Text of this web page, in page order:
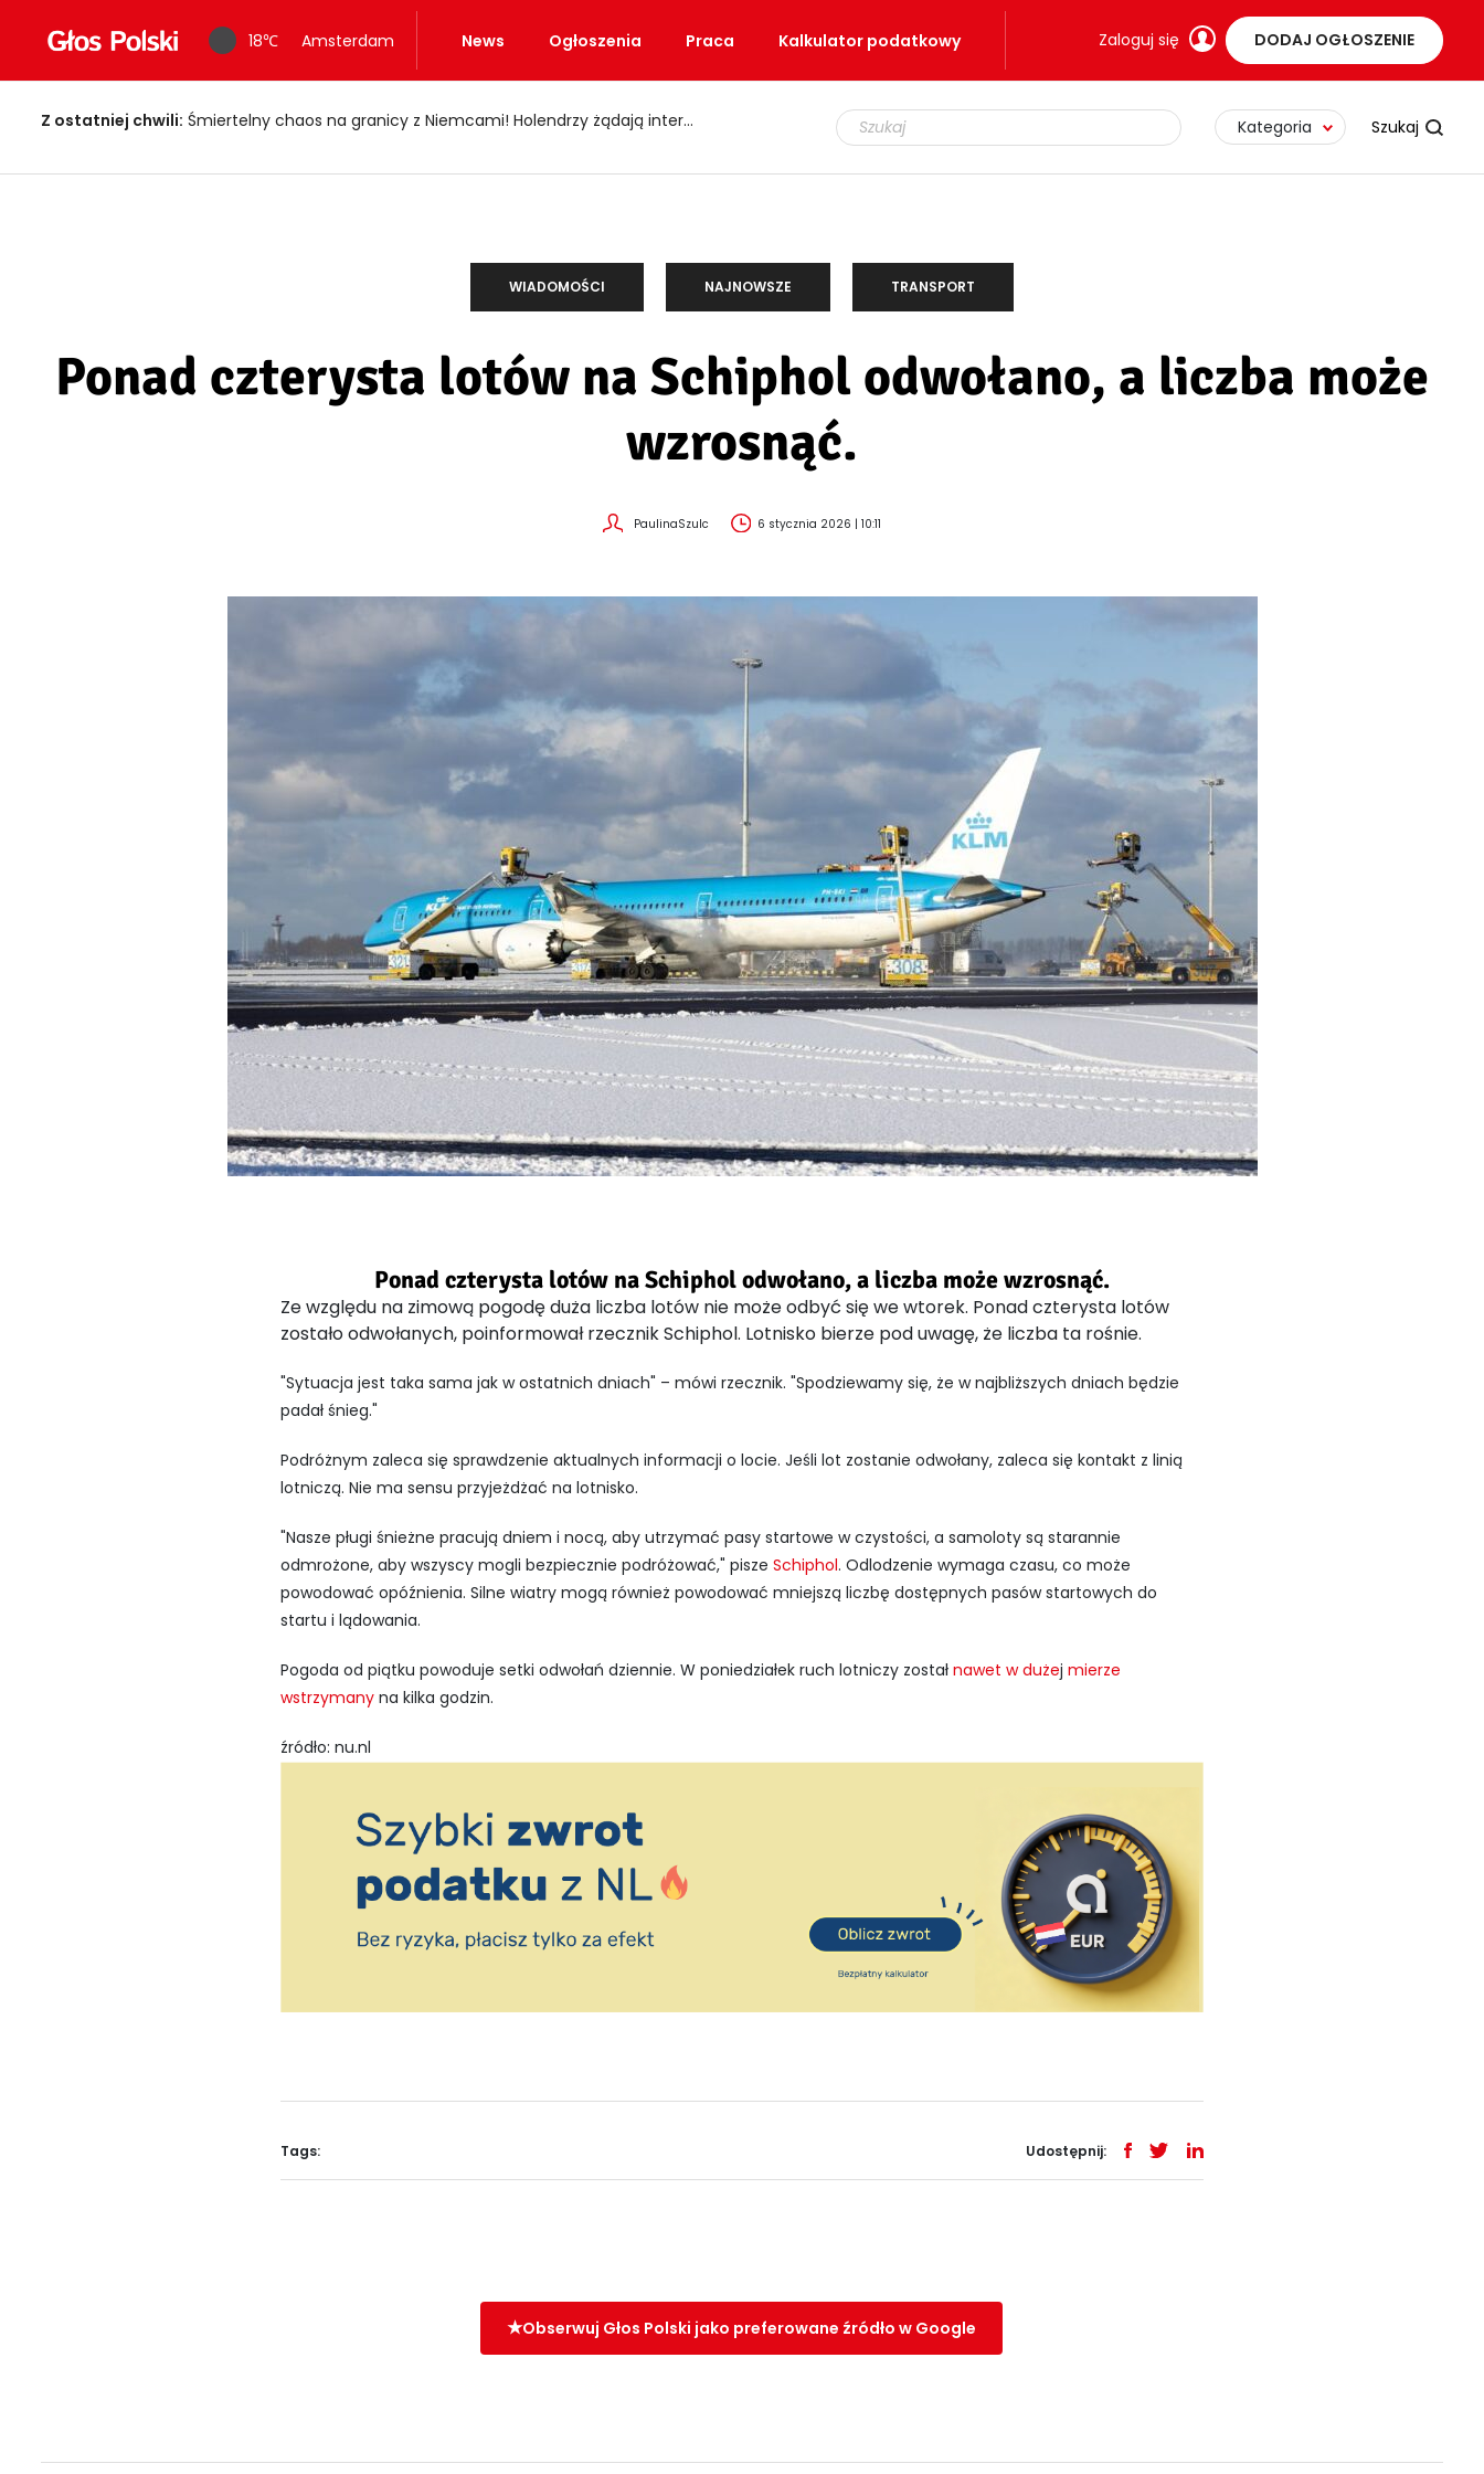
18℃ Amsterdam News Ogłoszenia Praca Kalkulator podatkowy Zaloguj się DODAJ OGŁOSZENIE
Z ostatniej chwili: Śmiertelny chaos na granicy z Niemcami! Holendrzy żądają interwencji ministra Kategoria
WIADOMOŚCI NAJNOWSZE TRANSPORT
Ponad czterysta lotów na Schiphol odwołano, a liczba może
wzrosnąć.
PaulinaSzulc 6 stycznia 2026 | 10:11
Ponad czterysta lotów na Schiphol odwołano, a liczba może wzrosnąć.
Ze względu na zimową pogodę duża liczba lotów nie może odbyć się we wtorek. Ponad czterysta lotów
zostało odwołanych, poinformował rzecznik Schiphol. Lotnisko bierze pod uwagę, że liczba ta rośnie.
"Sytuacja jest taka sama jak w ostatnich dniach" – mówi rzecznik. "Spodziewamy się, że w najbliższych dniach będzie
padał śnieg."
Podróżnym zaleca się sprawdzenie aktualnych informacji o locie. Jeśli lot zostanie odwołany, zaleca się kontakt z linią
lotniczą. Nie ma sensu przyjeżdżać na lotnisko.
"Nasze pługi śnieżne pracują dniem i nocą, aby utrzymać pasy startowe w czystości, a samoloty są starannie
odmrożone, aby wszyscy mogli bezpiecznie podróżować," pisze Schiphol. Odlodzenie wymaga czasu, co może
powodować opóźnienia. Silne wiatry mogą również powodować mniejszą liczbę dostępnych pasów startowych do
startu i lądowania.
Pogoda od piątku powoduje setki odwołań dziennie. W poniedziałek ruch lotniczy został nawet w dużej mierze
wstrzymanyna kilka godzin.
źródło: nu.nl
Tags: Udostępnij:
Obserwuj Głos Polski jako preferowane źródło w Google